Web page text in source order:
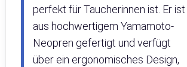
perfekt für Taucherinnen ist. Er ist
aus hochwertigem Yamamoto-
Neopren gefertigt und verfügt
über ein ergonomisches Design,